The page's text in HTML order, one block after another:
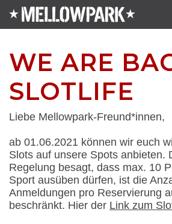
WE ARE
SLOTLIFE
Liebe Mellowpark-Freund*innen,
ab 01.06.2021 können wir euch
Slots auf unsere Spots anbieten.
Regelung besagt, dass max. 10
Sport ausüben dürfen, ist die
Anmeldungen pro Reservierung
beschränkt. Hier der Link zum